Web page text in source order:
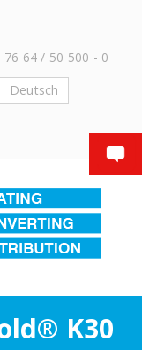
76 64 / 50 500 - 0
Deutsch
K30